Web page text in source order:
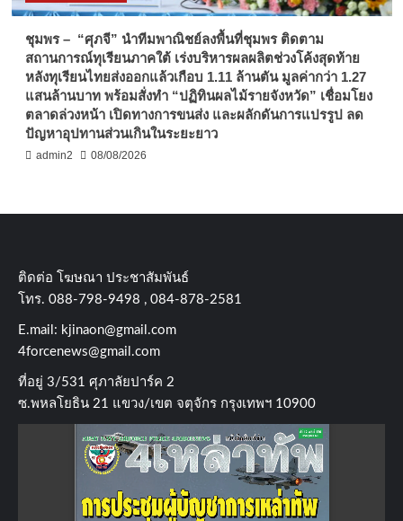
ชุมพร – “ศุภจี” นำทีมพาณิชย์ลงพื้นที่ชุมพร ติดตาม
สถานการณ์ทุเรียนภาคใต้ เร่งบริหารผลผลิตช่วงโค้งสุดท้าย
หลังทุเรียนไทยส่งออกแล้วเกือบ 1.11 ล้านตัน มูลค่ากว่า 1.27
แสนล้านบาท พร้อมสั่งทำ “ปฏิทินผลไม้รายจังหวัด” เชื่อมโยง
ตลาดล่วงหน้า เปิดทางการขนส่ง และผลักดันการแปรรูป ลด
ปัญหาอุปทานส่วนเกินในระยะยาว
admin2 08/08/2026
ติดต่อ​ โฆษณา​ ประชาสัมพันธ์
โทร​. 088-798-9498 , 084-878-2581
E.mail: kjinaon@gmail.com
4forcenews@gmail.com
ที่อยู่​ 3/531​ ศุภาลัยปาร์ค​ 2
ซ.พหลโยธิน​ 21​ แขวง/เขต​ จตุจักร​ กรุงเทพฯ 10900